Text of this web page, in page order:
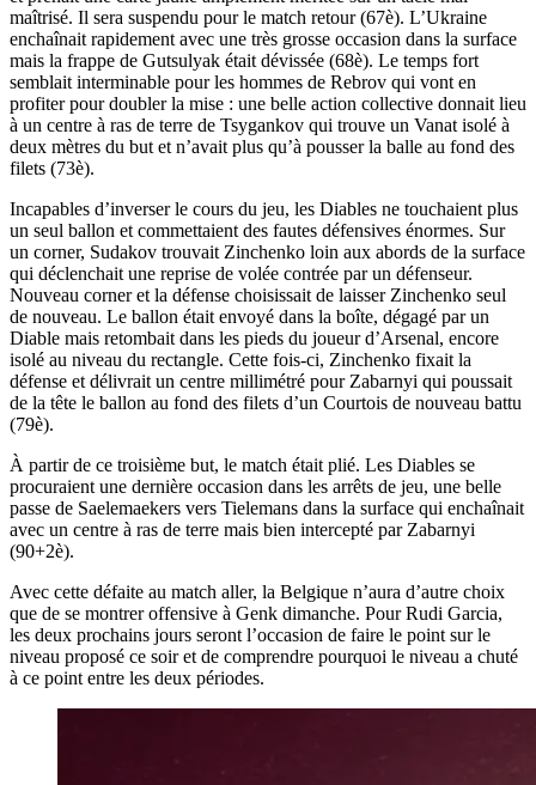
maîtrisé. Il sera suspendu pour le match retour (67è). L’Ukraine
enchaînait rapidement avec une très grosse occasion dans la surface
mais la frappe de Gutsulyak était dévissée (68è). Le temps fort
semblait interminable pour les hommes de Rebrov qui vont en
profiter pour doubler la mise : une belle action collective donnait lieu
à un centre à ras de terre de Tsygankov qui trouve un Vanat isolé à
deux mètres du but et n’avait plus qu’à pousser la balle au fond des
filets (73è).
Incapables d’inverser le cours du jeu, les Diables ne touchaient plus
un seul ballon et commettaient des fautes défensives énormes. Sur
un corner, Sudakov trouvait Zinchenko loin aux abords de la surface
qui déclenchait une reprise de volée contrée par un défenseur.
Nouveau corner et la défense choisissait de laisser Zinchenko seul
de nouveau. Le ballon était envoyé dans la boîte, dégagé par un
Diable mais retombait dans les pieds du joueur d’Arsenal, encore
isolé au niveau du rectangle. Cette fois-ci, Zinchenko fixait la
défense et délivrait un centre millimétré pour Zabarnyi qui poussait
de la tête le ballon au fond des filets d’un Courtois de nouveau battu
(79è).
À partir de ce troisième but, le match était plié. Les Diables se
procuraient une dernière occasion dans les arrêts de jeu, une belle
passe de Saelemaekers vers Tielemans dans la surface qui enchaînait
avec un centre à ras de terre mais bien intercepté par Zabarnyi
(90+2è).
Avec cette défaite au match aller, la Belgique n’aura d’autre choix
que de se montrer offensive à Genk dimanche. Pour Rudi Garcia,
les deux prochains jours seront l’occasion de faire le point sur le
niveau proposé ce soir et de comprendre pourquoi le niveau a chuté
à ce point entre les deux périodes.